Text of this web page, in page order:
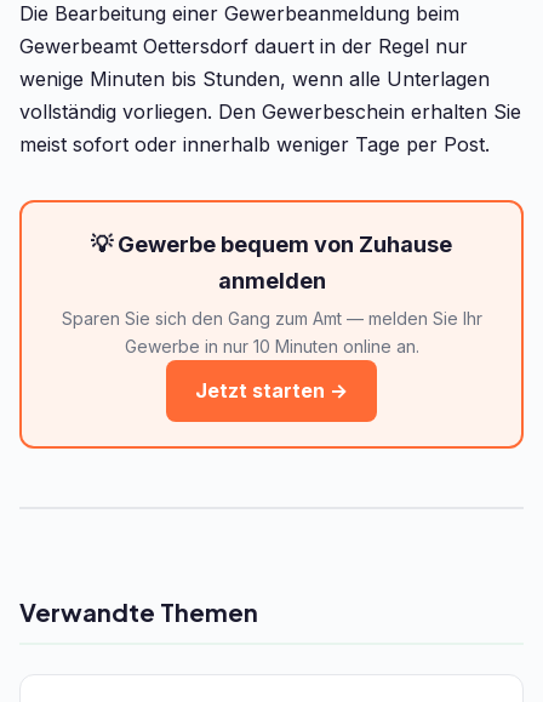
Die Bearbeitung einer Gewerbeanmeldung beim
Gewerbeamt Oettersdorf dauert in der Regel nur
wenige Minuten bis Stunden, wenn alle Unterlagen
vollständig vorliegen. Den Gewerbeschein erhalten Sie
meist sofort oder innerhalb weniger Tage per Post.
💡 Gewerbe bequem von Zuhause
anmelden
Sparen Sie sich den Gang zum Amt — melden Sie Ihr
Gewerbe in nur 10 Minuten online an.
Jetzt starten →
Verwandte Themen